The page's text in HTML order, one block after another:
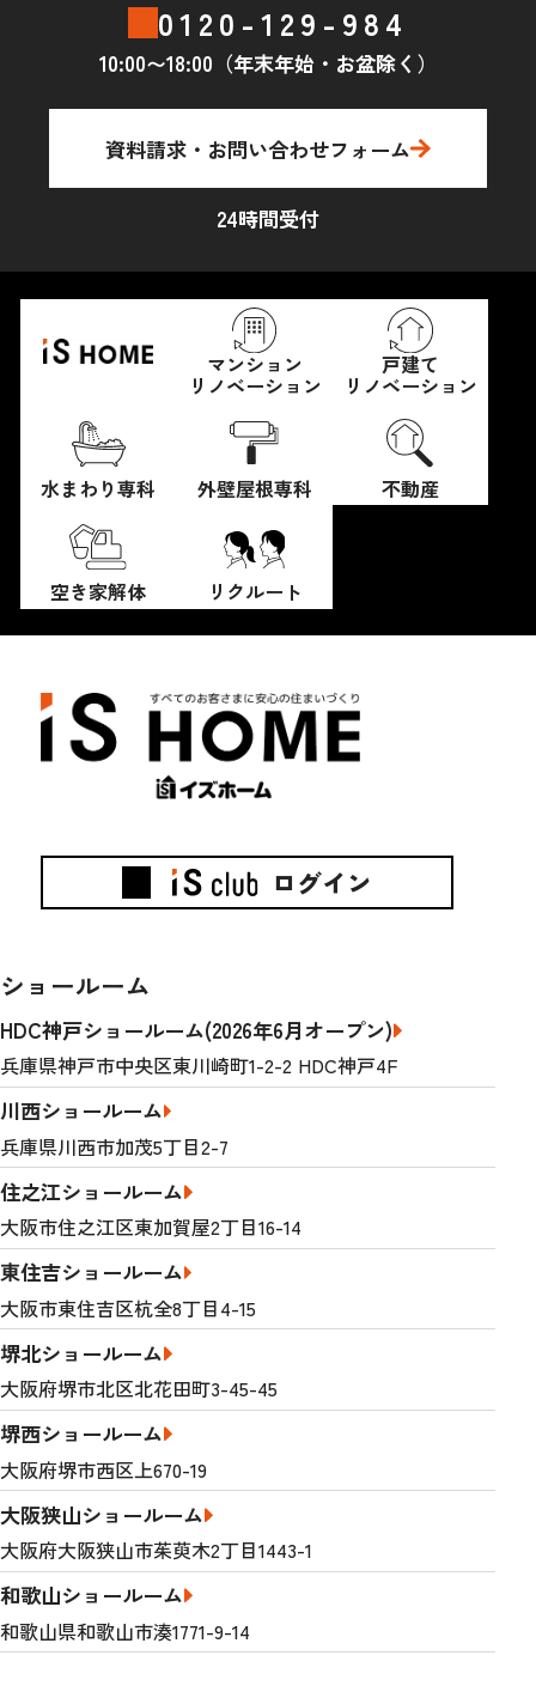
0120-129-984
10:00〜18:00（年末年始・お盆除く）
資料請求・お問い合わせフォーム
24時間受付
マンション
リノベーション
戸建て
リノベーション
水まわり専科 外壁屋根専科 不動産
空き家解体 リクルート
ログイン
ショールーム
HDC神戸ショールーム(2026年6月オープン)
兵庫県神戸市中央区東川崎町1-2-2 HDC神戸4F
川西ショールーム
兵庫県川西市加茂5丁目2-7
住之江ショールーム
大阪市住之江区東加賀屋2丁目16-14
東住吉ショールーム
大阪市東住吉区杭全8丁目4-15
堺北ショールーム
大阪府堺市北区北花田町3-45-45
堺西ショールーム
大阪府堺市西区上670-19
大阪狭山ショールーム
大阪府大阪狭山市茱萸木2丁目1443-1
和歌山ショールーム
和歌山県和歌山市湊1771-9-14